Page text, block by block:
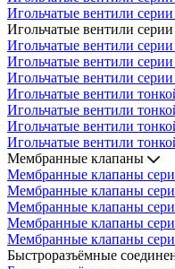
Игольчатые вентили
Игольчатые вентили
Игольчатые вентили
Игольчатые вентили
Игольчатые вентили
Игольчатые вентили
Игольчатые вентили
Игольчатые вентили
Игольчатые вентили
Мембранные клапаны
Мембранные клапаны
Мембранные клапаны
Мембранные клапаны
Мембранные клапаны
Мембранные клапаны
Быстроразъёмные